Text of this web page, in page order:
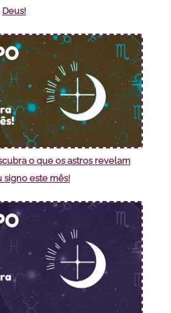
Deus!
o que os astros revelam
signo este mês!